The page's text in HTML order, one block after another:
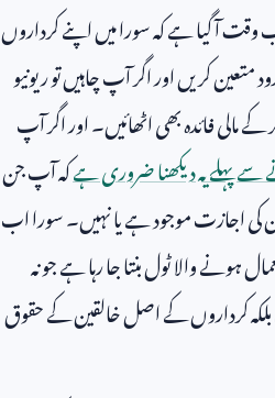
آ گیا ہے کہ سورا میں اپنے کرداروں
کریں اور اگر آپ چاہیں تو ریونیو
مالی فائدہ بھی اٹھائیں۔ اور اگر آپ
سے پہلے یہ دیکھنا ضروری ہےکہ آپ جن
کی اجازت موجود ہے یا نہیں۔ سورا اب
ہونے والا ٹول بنتا جا رہا ہے جو نہ
کرداروں کے اصل خالقین کے حقوق